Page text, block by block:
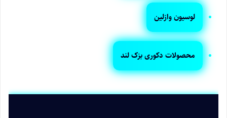
لوسیون وازلین
محصولات دکوری بزک لند